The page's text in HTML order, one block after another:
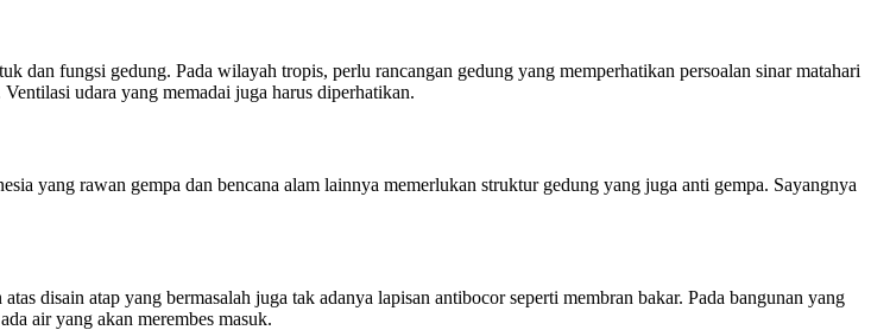
dan fungsi gedung. Pada wilayah tropis, perlu rancangan gedung yang memperhatikan persoalan sinar matahari
udara yang memadai juga harus diperhatikan.
yang rawan gempa dan bencana alam lainnya memerlukan struktur gedung yang juga anti gempa. Sayangnya
disain atap yang bermasalah juga tak adanya lapisan antibocor seperti membran bakar. Pada bangunan yang
air yang akan merembes masuk.